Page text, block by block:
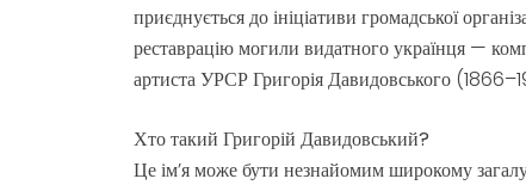
приєднується до ініціативи громадської
реставрацію могили видатного українця —
артиста УРСР Григорія Давидовського
Хто такий Григорій Давидовський?
Це ім’я може бути незнайомим широкому